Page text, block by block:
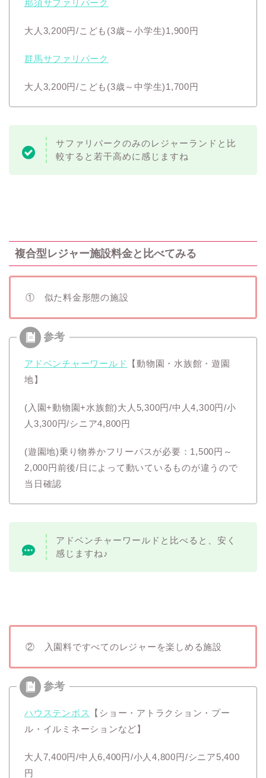
那須サファリパーク
大人3,200円/こども(3歳～小学生)1,900円
群馬サファリパーク
大人3,200円/こども(3歳～中学生)1,700円
サファリパークのみのレジャーランドと比
較すると若干高めに感じますね
複合型レジャー施設料金と比べてみる
① 似た料金形態の施設
アドベンチャーワールド
【動物園・水族館・遊園
地】
(入園+動物園+水族館)大人5,300円/中人4,300円/小
人3,300円/シニア4,800円
(遊園地)乗り物券かフリーパスが必要：1,500円～
2,000円前後/日によって動いているものが違うので
当日確認
アドベンチャーワールドと比べると、安く
感じますね♪
② 入園料ですべてのレジャーを楽しめる施設
ハウステンボス
【ショー・アトラクション・プー
ル・イルミネーションなど】
大人7,400円/中人6,400円/小人4,800円/シニア5,400
円